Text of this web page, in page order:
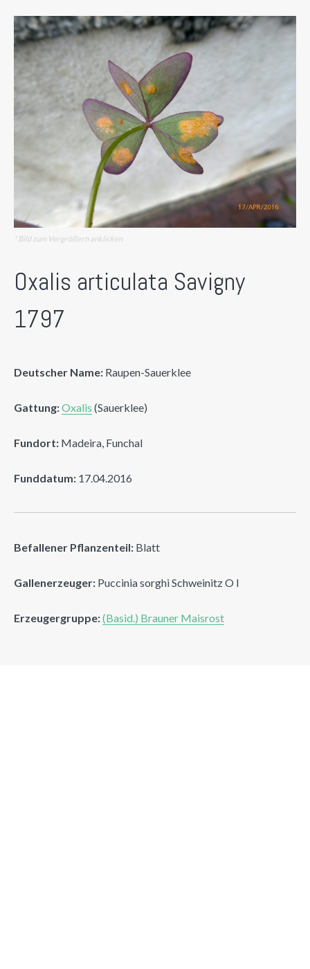
* Bild zum Vergrößern anklicken
Oxalis articulata Savigny
1797
Deutscher Name: Raupen-Sauerklee
Gattung:Oxalis (Sauerklee)
Fundort: Madeira, Funchal
Funddatum: 17.04.2016
Befallener Pflanzenteil: Blatt
Gallenerzeuger: Puccinia sorghi Schweinitz O I
Erzeugergruppe:(Basid.) Brauner Maisrost